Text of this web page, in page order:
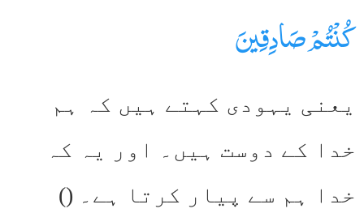
كُنْتُمْ صَادِقِينَ
یعنی یہودی کہتے ہیں کہ ہم
خدا کے دوست ہیں۔ اور یہ کہ
خدا ہم سے پیار کرتا ہے۔ ()